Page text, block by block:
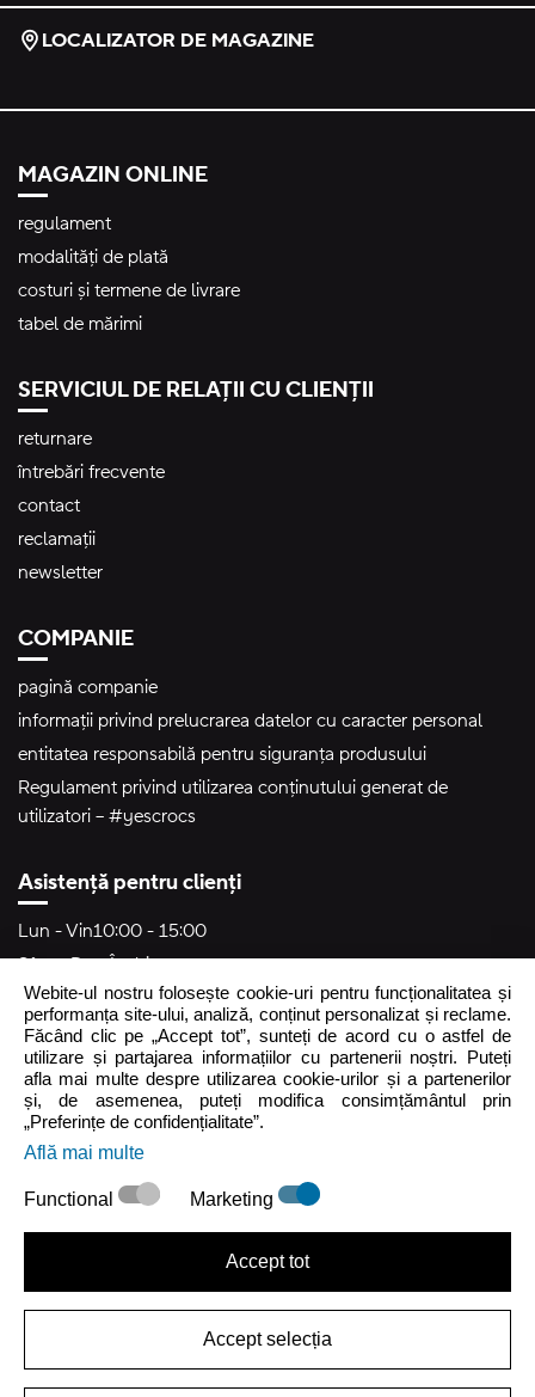
LOCALIZATOR DE MAGAZINE
MAGAZIN ONLINE
regulament
modalități de plată
costuri și termene de livrare
tabel de mărimi
SERVICIUL DE RELAȚII CU CLIENȚII
returnare
întrebări frecvente
contact
reclamații
newsletter
COMPANIE
pagină companie
informații privind prelucrarea datelor cu caracter personal
entitatea responsabilă pentru siguranța produsului
Regulament privind utilizarea conținutului generat de
utilizatori – #yescrocs
Asistență pentru clienți
Lun - Vin10:00 - 15:00
Sâm - DumÎnchis
crocs.ro@intersocks.pl
40
Webite-ul nostru folosește cookie-uri pentru funcționalitatea și
performanța site-ului, analiză, conținut personalizat și reclame.
Făcând clic pe „Accept tot”, sunteți de acord cu o astfel de
utilizare și partajarea informațiilor cu partenerii noștri. Puteți
afla mai multe despre utilizarea cookie-urilor și a partenerilor
și, de asemenea, puteți modifica consimțământul prin
„Preferințe de confidențialitate”.
Află mai multe
Functional Marketing
Accept tot
Accept selecția